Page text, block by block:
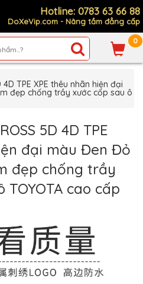
Hotline: 0783 63 66 88
DoXeVip.com - Nâng tầm đẳng cấp
0
TPE XPE thêu nhãn hiện đại
đẹp chống trầy xước cốp sau ô
5D 4D TPE
đại màu Đen Đỏ
đẹp chống trầy
cao cấp